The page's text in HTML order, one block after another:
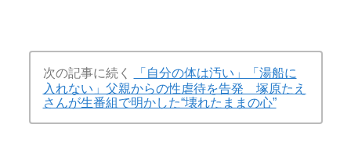
次の記事に続く
「自分の体は汚い」「湯船に
入れない」父親からの性虐待を告発 塚原たえ
さんが生番組で明かした“壊れたままの心”